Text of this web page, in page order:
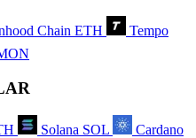
Chain ETH
Tempo
Solana SOL
Cardano